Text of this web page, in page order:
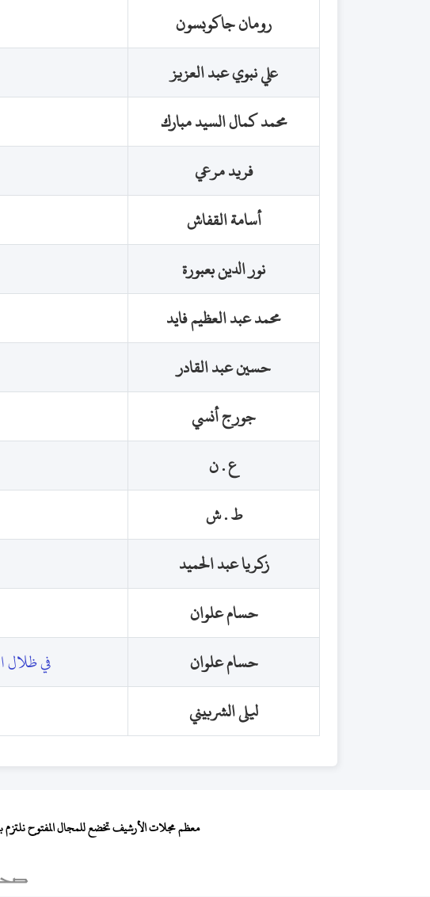
رومان جاكوبسون
علي نبوي عبد العزيز
محمد كمال السيد مبارك
فريد مرعي
أسامة القفاش
نور الدين بعبورة
محمد عبد العظيم فايد
حسين عبد القادر
جورج أنسي
ع . ن
ط . ش
زكريا عبد الحميد
حسام علوان
حسام علوان
في ظلال
ليلى الشربيني
معظم مجلات الأرشيف تخضع للمجال المفتوح نلتزم